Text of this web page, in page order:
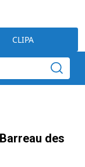
CLIPA
des